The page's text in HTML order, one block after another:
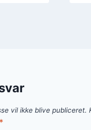
vil ikke blive publiceret.
*